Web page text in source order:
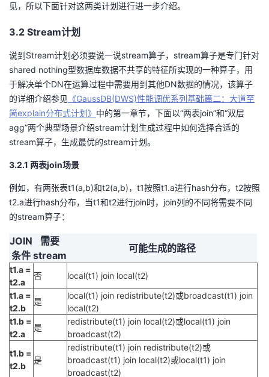
见，所以下面针对这两类计划进行进一步介绍。
3.2 Stream计划
说到Stream计划必须要说一说stream算子，stream算子是专门针对
shared nothing型数据库数据不共享的特征所实现的一种算子，用
于解决单个DN在运算过程中需要用到其他DN数据的情况，该算子
的详细介绍参见 《GaussDB(DWS)性能调优系列基础篇二：大道至
简explain分布式计划》 中的第一章节，下面以“两表join”和“双层
agg”两个典型场景介绍stream计划生成过程中如何选择合适的
stream算子，生成最优的stream计划。
3.2.1 两表join场景
例如，有两张表t1(a,b)和t2(a,b)，t1按照t1.a进行hash分布，t2按照
t2.a进行hash分布，当t1和t2进行join时，join列的不同将需要不同
的stream算子：
JOIN
条件
需要
stream
可能生成的路径
t1.a =
t2.a
否
local(t1) join local(t2)
t1.a =
t2.b
是
local(t1) join redistribute(t2)或broadcast(t1) join
local(t2)
t1.b =
t2.a
是
redistribute(t1) join local(t2)或local(t1) join
broadcast(t2)
t1.b =
t2.b
是
redistribute(t1) join redistribute(t2)或
broadcast(t1) join local(t2)或local(t1) join
broadcast(t2)